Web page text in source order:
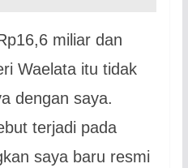
miliar dan
Waelata itu tidak
dengan saya.
terjadi pada
saya baru resmi